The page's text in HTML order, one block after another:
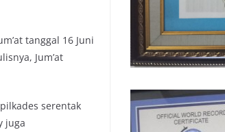
tanggal 16 Juni
Jum’at
serentak
juga